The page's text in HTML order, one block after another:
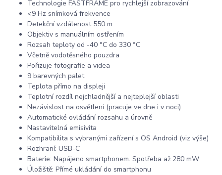
Technologie FASTFRAME pro rychlejší zobrazování
<9 Hz snímková frekvence
Detekční vzdálenost 550 m
Objektiv s manuálním ostřením
Rozsah teploty od -40 °C do 330 °C
Včetně vodotěsného pouzdra
Pořizuje fotografie a videa
9 barevných palet
Teplota přímo na displeji
Teplotní rozdíl nejchladnější a nejteplejší oblasti
Nezávislost na osvětlení (pracuje ve dne i v noci)
Automatické ovládání rozsahu a úrovně
Nastavitelná emisivita
Kompatibilita s vybranými zařízení s OS Android (viz výše)
Rozhraní: USB-C
Baterie: Napájeno smartphonem. Spotřeba až 280 mW
Úložiště: Přímé ukládání do smartphonu